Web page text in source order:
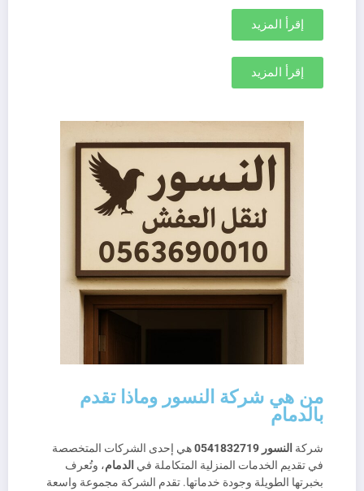
إقرأ المزيد
إقرأ المزيد
من هي شركة النسور وماذا تقدم
بالدمام
شركة النسور 0541832719هي إحدى الشركات المتخصصة
في تقديم الخدمات المنزلية المتكاملة في الدمام، وتُعرف
بخبرتها الطويلة وجودة خدماتها. تقدم الشركة مجموعة واسعة